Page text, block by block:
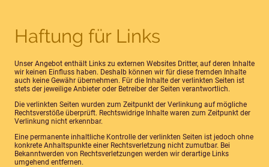
Haftung für Links
Unser Angebot enthält Links zu externen Websites Dritter, auf deren Inhalte
wir keinen Einfluss haben. Deshalb können wir für diese fremden Inhalte
auch keine Gewähr übernehmen. Für die Inhalte der verlinkten Seiten ist
stets der jeweilige Anbieter oder Betreiber der Seiten verantwortlich.
Die verlinkten Seiten wurden zum Zeitpunkt der Verlinkung auf mögliche
Rechtsverstöße überprüft. Rechtswidrige Inhalte waren zum Zeitpunkt der
Verlinkung nicht erkennbar.
Eine permanente inhaltliche Kontrolle der verlinkten Seiten ist jedoch ohne
konkrete Anhaltspunkte einer Rechtsverletzung nicht zumutbar. Bei
Bekanntwerden von Rechtsverletzungen werden wir derartige Links
umgehend entfernen.